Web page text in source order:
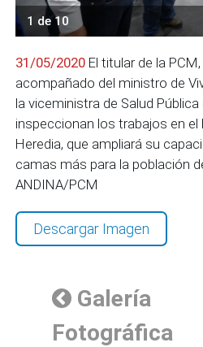
1 de 10
31/05/2020 El titular de la
acompañado del ministro de
la viceministra de Salud Pública
inspeccionan los trabajos en
Heredia, que ampliará su
camas más para la población
ANDINA/PCM
Descargar Imagen
Galería
Fotográfica